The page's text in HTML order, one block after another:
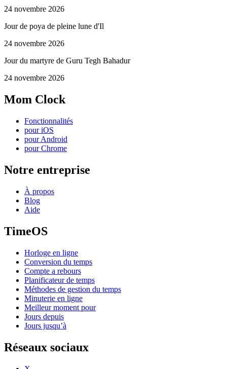
24 novembre 2026
Jour de poya de pleine lune d'Il
24 novembre 2026
Jour du martyre de Guru Tegh Bahadur
24 novembre 2026
Mom Clock
Fonctionnalités
pour iOS
pour Android
pour Chrome
Notre entreprise
À propos
Blog
Aide
TimeOS
Horloge en ligne
Conversion du temps
Compte a rebours
Planificateur de temps
Méthodes de gestion du temps
Minuterie en ligne
Meilleur moment pour
Jours depuis
Jours jusqu’à
Réseaux sociaux